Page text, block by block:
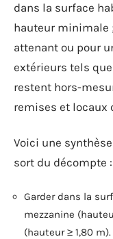
dans la surface
hauteur minimale
attenant ou pour
extérieurs tels
restent hors-
remises et locaux
Voici une
sort du décompte :
Garder dans la
mezzanine
(hauteur ≥ 1,80 m).